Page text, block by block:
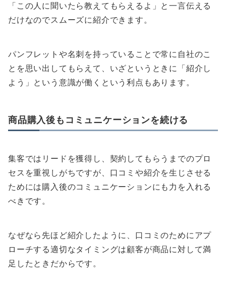
「この人に聞いたら教えてもらえるよ」と一言伝える
だけなのでスムーズに紹介できます。
パンフレットや名刺を持っていることで常に自社のこ
とを思い出してもらえて、いざというときに「紹介し
よう」という意識が働くという利点もあります。
商品購入後もコミュニケーションを続ける
集客ではリードを獲得し、契約してもらうまでのプロ
セスを重視しがちですが、口コミや紹介を生じさせる
ためには購入後のコミュニケーションにも力を入れる
べきです。
なぜなら先ほど紹介したように、口コミのためにアプ
ローチする適切なタイミングは顧客が商品に対して満
足したときだからです。